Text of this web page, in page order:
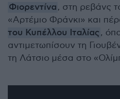
Φιορεντίνα, στη ρεβάνς
«Αρτέμιο Φράνκι» και
του Κυπέλλου Ιταλίας,
αντιμετωπίσουν τη
τη Λάτσιο μέσα στο